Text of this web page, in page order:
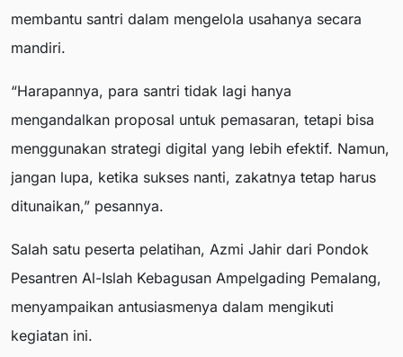
membantu santri dalam mengelola usahanya secara
mandiri.
“Harapannya, para santri tidak lagi hanya
mengandalkan proposal untuk pemasaran, tetapi bisa
menggunakan strategi digital yang lebih efektif. Namun,
jangan lupa, ketika sukses nanti, zakatnya tetap harus
ditunaikan,” pesannya.
Salah satu peserta pelatihan, Azmi Jahir dari Pondok
Pesantren Al-Islah Kebagusan Ampelgading Pemalang,
menyampaikan antusiasmenya dalam mengikuti
kegiatan ini.